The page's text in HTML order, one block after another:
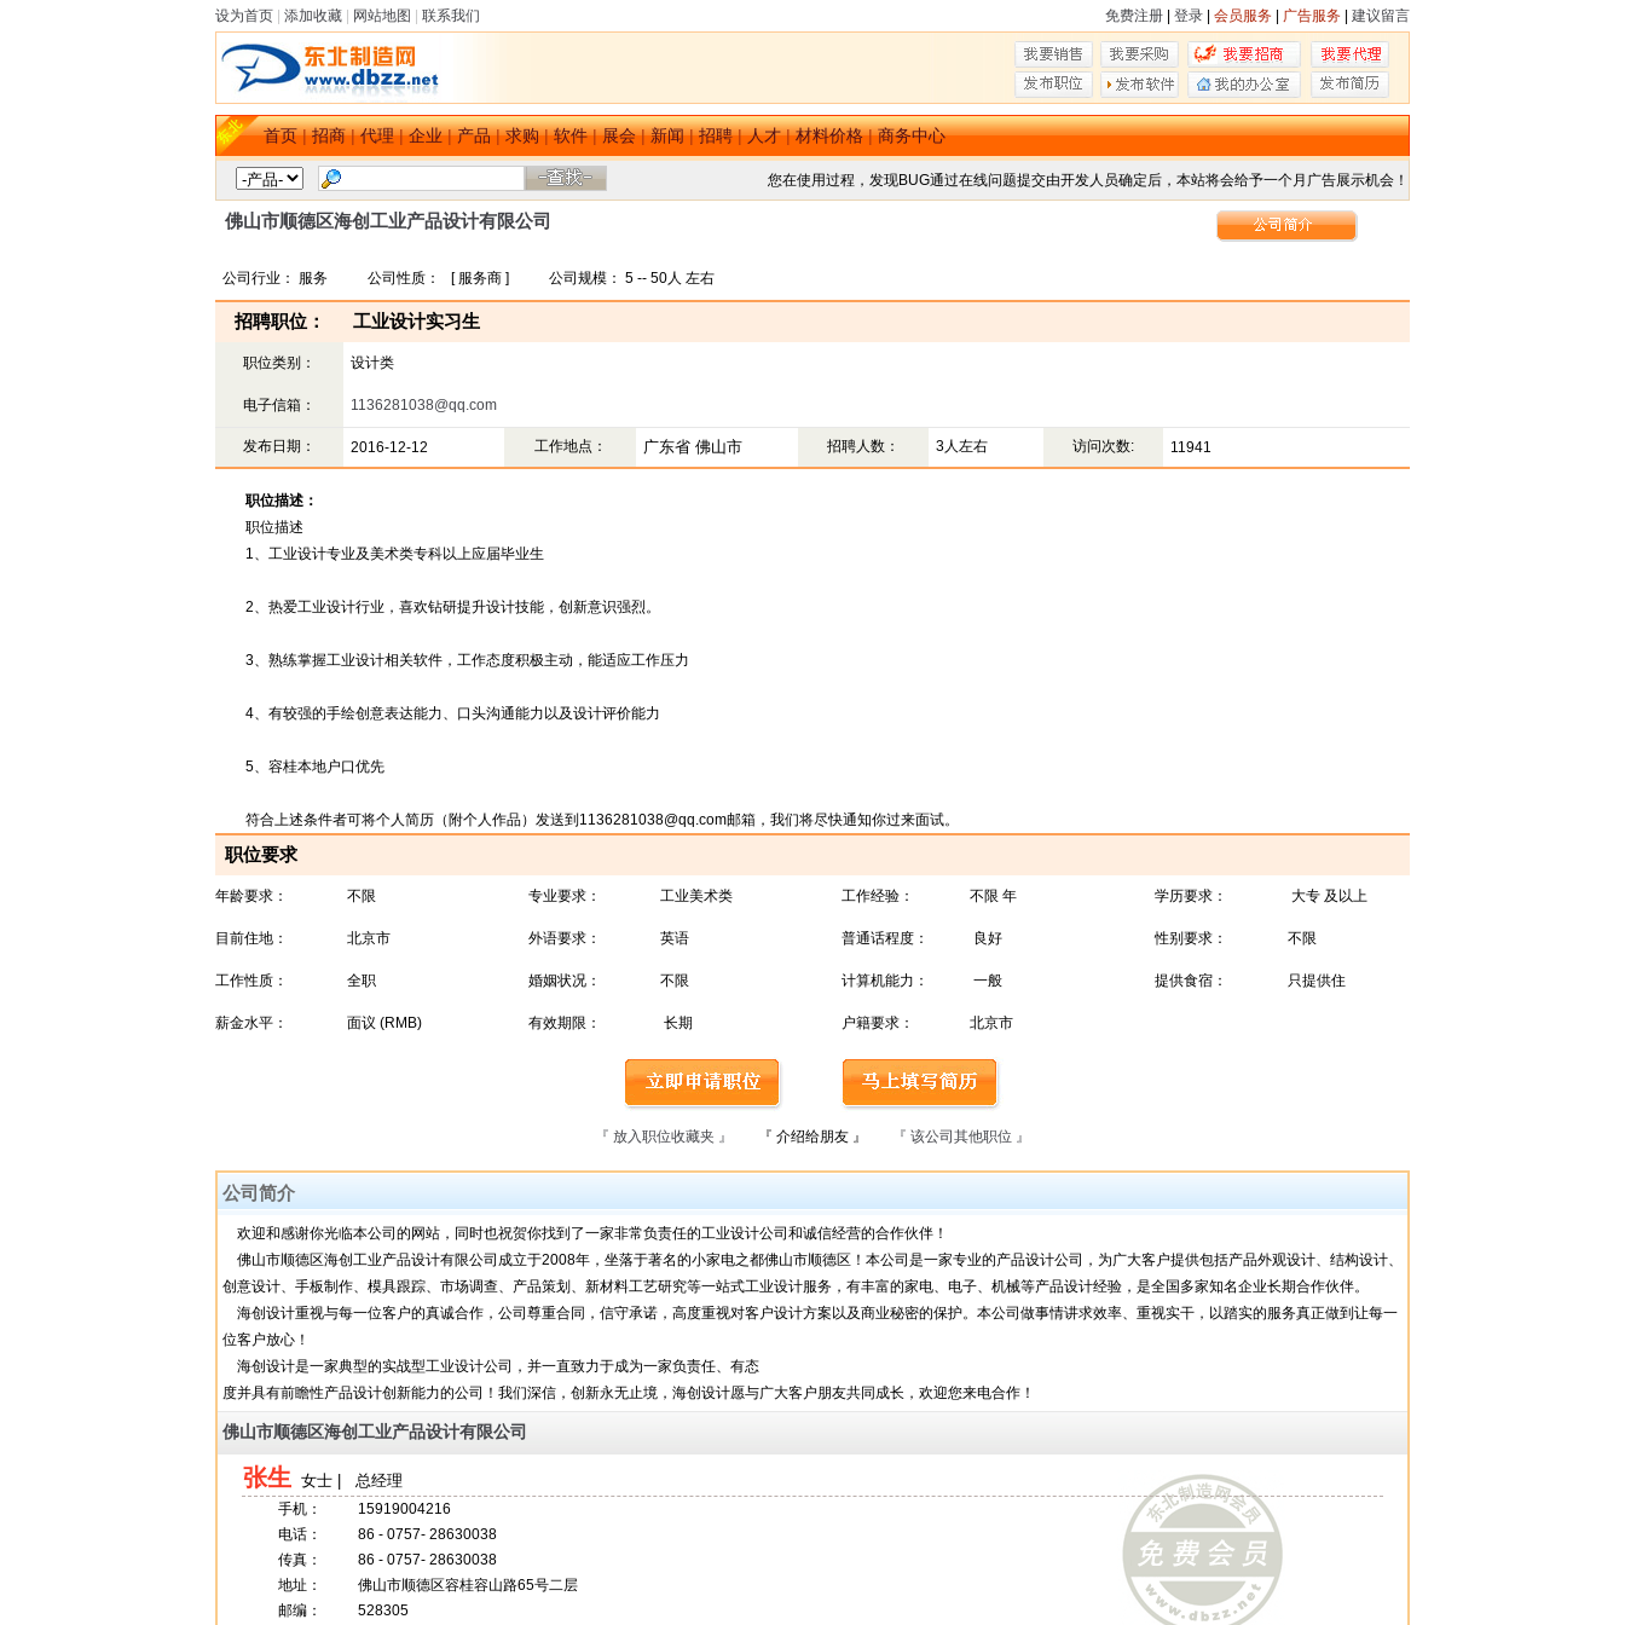
设为首页 添加收藏 网站地图 联系我们 免费注册 登录 会员服务 广告服务 建议留言
首页|招商|代理|企业|产品|求购|软件|展会|新闻|招聘|人才|材料价格|商务中心
您在使用过程，发现BUG通过在线问题提交由开发人员确定后，本站将会给予一个月广告展示机会！
佛山市顺德区海创工业产品设计有限公司
公司行业： 服务 公司性质： [ 服务商 ] 公司规模： 5 -- 50人 左右
招聘职位： 工业设计实习生
职位类别： 设计类
电子信箱： 1136281038@qq.com
发布日期： 2016-12-12 工作地点： 广东省 佛山市 招聘人数： 3人左右 访问次数: 11941
职位描述：
职位描述
1、工业设计专业及美术类专科以上应届毕业生
2、热爱工业设计行业，喜欢钻研提升设计技能，创新意识强烈。
3、熟练掌握工业设计相关软件，工作态度积极主动，能适应工作压力
4、有较强的手绘创意表达能力、口头沟通能力以及设计评价能力
5、容桂本地户口优先
符合上述条件者可将个人简历（附个人作品）发送到1136281038@qq.com邮箱，我们将尽快通知你过来面试。
职位要求
年龄要求： 不限 专业要求： 工业美术类 工作经验： 不限 年 学历要求： 大专 及以上
目前住地： 北京市 外语要求： 英语 普通话程度： 良好 性别要求： 不限
工作性质： 全职 婚姻状况： 不限 计算机能力： 一般 提供食宿： 只提供住
薪金水平： 面议 (RMB) 有效期限： 长期 户籍要求： 北京市
『 放入职位收藏夹 』 『 介绍给朋友 』 『 该公司其他职位 』
公司简介
欢迎和感谢你光临本公司的网站，同时也祝贺你找到了一家非常负责任的工业设计公司和诚信经营的合作伙伴！
佛山市顺德区海创工业产品设计有限公司成立于2008年，坐落于著名的小家电之都佛山市顺德区！本公司是一家专业的产品设计公司，为广大客户提供包括产品外观设计、结构设计、
创意设计、手板制作、模具跟踪、市场调查、产品策划、新材料工艺研究等一站式工业设计服务，有丰富的家电、电子、机械等产品设计经验，是全国多家知名企业长期合作伙伴。
海创设计重视与每一位客户的真诚合作，公司尊重合同，信守承诺，高度重视对客户设计方案以及商业秘密的保护。本公司做事情讲求效率、重视实干，以踏实的服务真正做到让每一
位客户放心！
海创设计是一家典型的实战型工业设计公司，并一直致力于成为一家负责任、有态
度并具有前瞻性产品设计创新能力的公司！我们深信，创新永无止境，海创设计愿与广大客户朋友共同成长，欢迎您来电合作！
佛山市顺德区海创工业产品设计有限公司
张生 女士 | 总经理
手机：
15919004216
电话：
86 - 0757- 28630038
传真：
86 - 0757- 28630038
地址：
佛山市顺德区容桂容山路65号二层
邮编：
528305